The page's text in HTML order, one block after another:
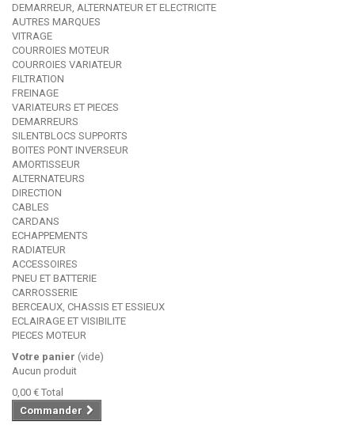
DEMARREUR, ALTERNATEUR ET ELECTRICITE
AUTRES MARQUES
VITRAGE
COURROIES MOTEUR
COURROIES VARIATEUR
FILTRATION
FREINAGE
VARIATEURS ET PIECES
DEMARREURS
SILENTBLOCS SUPPORTS
BOITES PONT INVERSEUR
AMORTISSEUR
ALTERNATEURS
DIRECTION
CABLES
CARDANS
ECHAPPEMENTS
RADIATEUR
ACCESSOIRES
PNEU ET BATTERIE
CARROSSERIE
BERCEAUX, CHASSIS ET ESSIEUX
ECLAIRAGE ET VISIBILITE
PIECES MOTEUR
Votre panier (vide)
Aucun produit
0,00 € Total
Commander